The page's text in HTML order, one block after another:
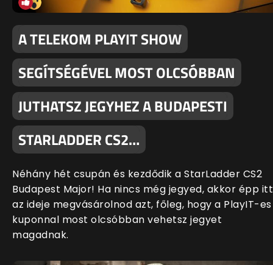
A TELEKOM PLAYIT SHOW
SEGÍTSÉGÉVEL MOST OLCSÓBBAN
JUTHATSZ JEGYHEZ A BUDAPESTI
STARLADDER CS2…
Néhány hét csupán és kezdődik a StarLadder CS2
Budapest Major! Ha nincs még jegyed, akkor épp itt
az ideje megvásárolnod azt, főleg, hogy a PlayIT-es
kuponnal most olcsóbban vehetsz jegyet
magadnak.